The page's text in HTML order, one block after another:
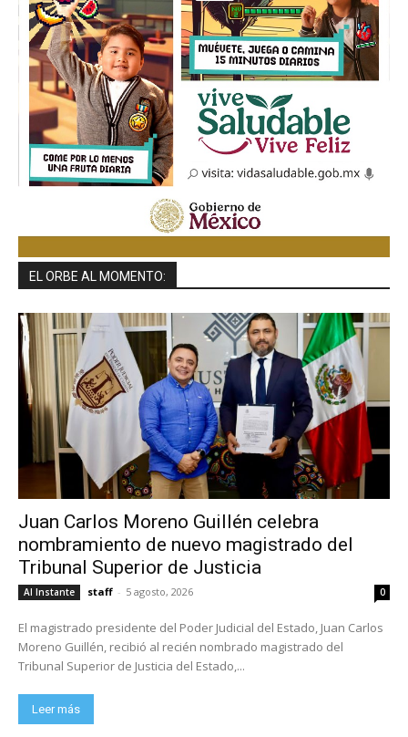
EL ORBE AL MOMENTO:
Juan Carlos Moreno Guillén celebra
nombramiento de nuevo magistrado del
Tribunal Superior de Justicia
Al Instante staff - 5 agosto, 2026 0
El magistrado presidente del Poder Judicial del Estado, Juan Carlos
Moreno Guillén, recibió al recién nombrado magistrado del
Tribunal Superior de Justicia del Estado,...
Leer más